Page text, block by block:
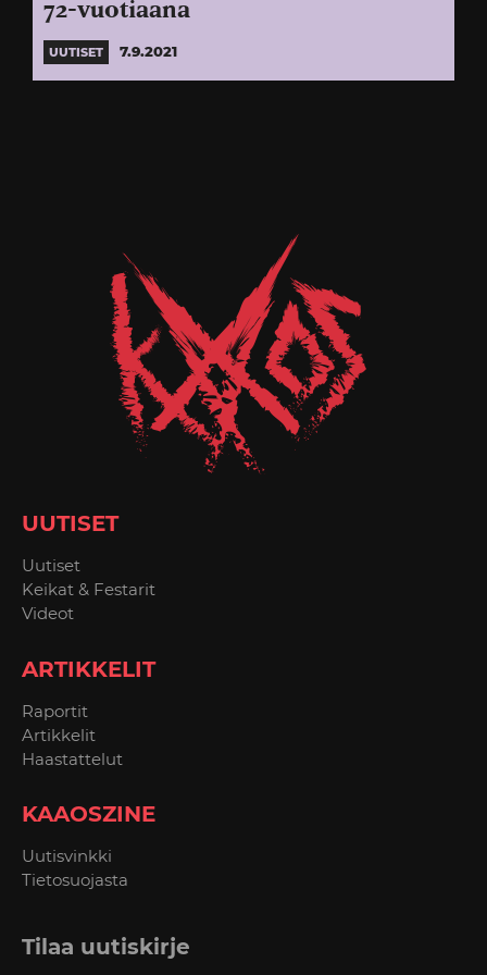
72-vuotiaana
UUTISET 7.9.2021
UUTISET
Uutiset
Keikat & Festarit
Videot
ARTIKKELIT
Raportit
Artikkelit
Haastattelut
KAAOSZINE
Uutisvinkki
Tietosuojasta
Tilaa uutiskirje